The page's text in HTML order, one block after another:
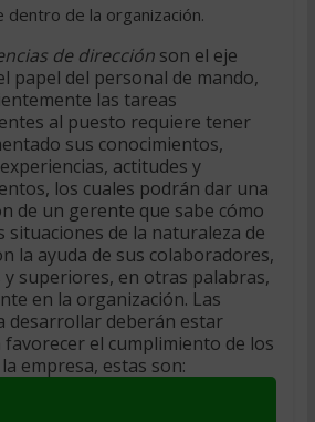
dentro de la organización.
de direcciónson el eje
papel del personal de mando,
las tareas
al puesto requiere tener
sus conocimientos,
actitudes y
los cuales podrán dar una
de un gerente que sabe cómo
situaciones de la naturaleza de
la ayuda de sus colaboradores,
y superiores, en otras palabras,
en la organización. Las
desarrollar deberán estar
el cumplimiento de los
empresa, estas son: